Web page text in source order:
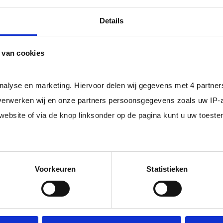
Details
cookies
en marketing. Hiervoor delen wij gegevens met 4
wij en onze partners persoonsgegevens zoals uw
of via de knop linksonder op de pagina kunt u uw
Voorkeuren Statistieken
dan het landelijke gemiddelde van ruim 20%
, zodat
in loondienst uit uw regio.
freelance
juiste kandidaten
No match? No pay!
als een
Ik
of
Je
krijgt